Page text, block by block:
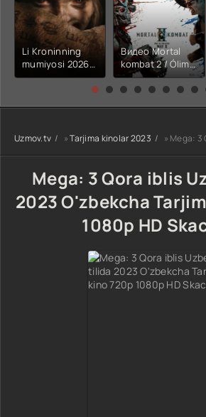
Li Kroninning
mumiyosi 2026
(uzbek tilida
kino) tarjima HD
Видео Mortal
kombat 2 / Ólim
jangi 2 (2026)
Uzbek tilida
Uzmov.tv »Tarjima kinolar 2023 » Mega: 3 Qora iblis
Mega: 3 Qora iblis
2023 O'zbekcha
1080p HD